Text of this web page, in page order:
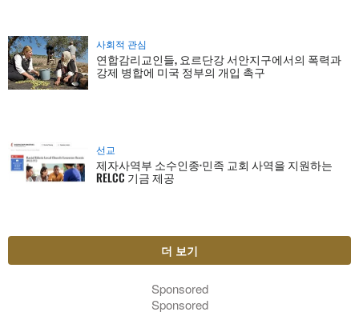
사회적 관심
연합감리교인들, 요르단강 서안지구에서의 폭력과
강제 병합에 미국 정부의 개입 촉구
선교
제자사역부 소수인종·민족 교회 사역을 지원하는
RELCC 기금 제공
더 보기
Sponsored
Sponsored